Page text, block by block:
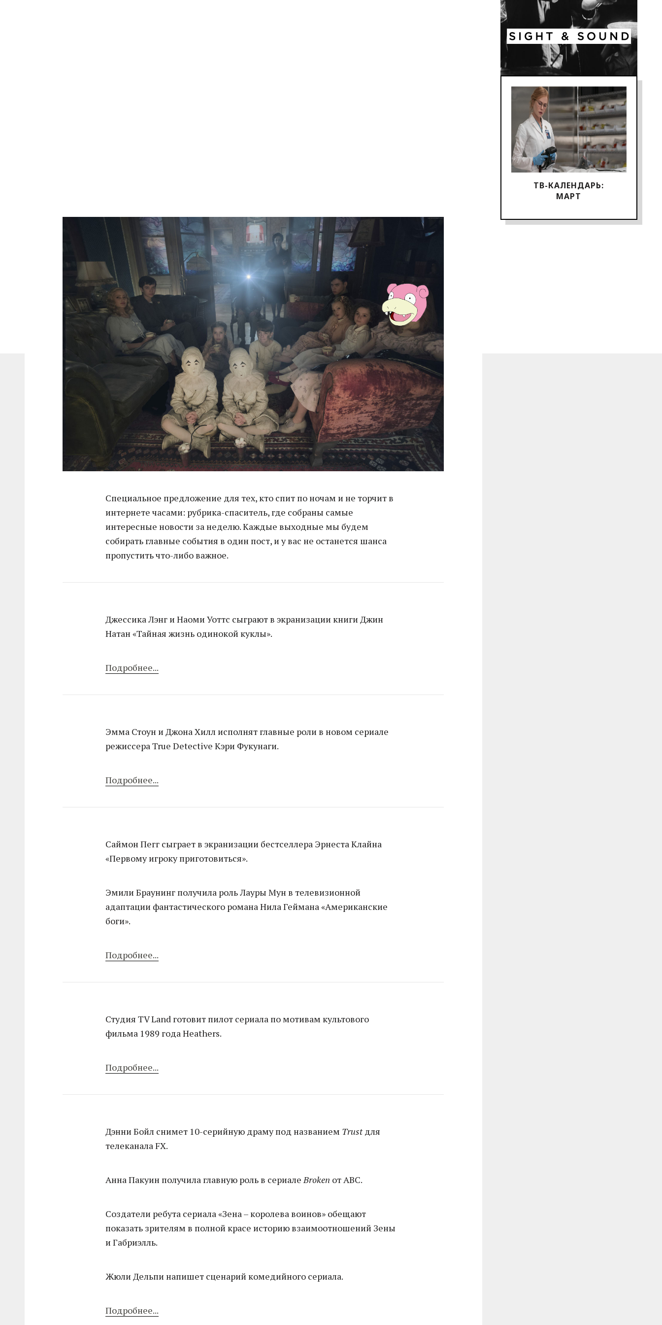
ТВ-КАЛЕНДАРЬ:
МАРТ
Специальное предложение для тех, кто спит по ночам и не торчит в
интернете часами: рубрика-спаситель, где собраны самые
интересные новости за неделю. Каждые выходные мы будем
собирать главные события в один пост, и у вас не останется шанса
пропустить что-либо важное.
Джессика Лэнг и Наоми Уоттс сыграют в экранизации книги Джин
Натан «Тайная жизнь одинокой куклы».
Подробнее...
Эмма Стоун и Джона Хилл исполнят главные роли в новом сериале
режиссера True Detective Кэри Фукунаги.
Подробнее...
Саймон Пегг сыграет в экранизации бестселлера Эрнеста Клайна
«Первому игроку приготовиться».
Эмили Браунинг получила роль Лауры Мун в телевизионной
адаптации фантастического романа Нила Геймана «Американские
боги».
Подробнее...
Студия TV Land готовит пилот сериала по мотивам культового
фильма 1989 года Heathers.
Подробнее...
Дэнни Бойл снимет 10-серийную драму под названием Trustдля
телеканала FX.
Анна Пакуин получила главную роль в сериалеBroken от ABC.
Создатели ребута сериала «Зена – королева воинов» обещают
показать зрителям в полной красе историю взаимоотношений Зены
и Габриэлль.
Жюли Дельпи напишет сценарий комедийного сериала.
Подробнее...